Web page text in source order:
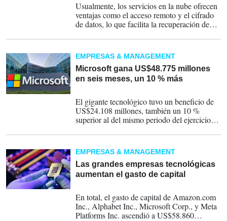
Usualmente, los servicios en la nube ofrecen
ventajas como el acceso remoto y el cifrado
de datos, lo que facilita la recuperación de
dispositivo.
EMPRESAS & MANAGEMENT
Microsoft gana US$48.775 millones
en seis meses, un 10 % más
El gigante tecnológico tuvo un beneficio de
US$24.108 millones, también un 10 %
superior al del mismo periodo del ejercicio
millones, un 12 % más altos.
EMPRESAS & MANAGEMENT
Las grandes empresas tecnológicas
aumentan el gasto de capital
En total, el gasto de capital de Amazon.com
Inc., Alphabet Inc., Microsoft Corp., y Meta
Platforms Inc. ascendió a US$58.860